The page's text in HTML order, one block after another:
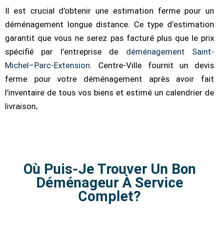
Il est crucial d’obtenir une estimation ferme pour un
déménagement longue distance. Ce type d’estimation
garantit que vous ne serez pas facturé plus que le prix
spécifié par l’entreprise de déménagement Saint-
Michel–Parc-Extension. Centre-Ville fournit un devis
ferme pour votre déménagement après avoir fait
l’inventaire de tous vos biens et estimé un calendrier de
livraison.
Où Puis-Je Trouver Un Bon
Déménageur À Service
Complet?